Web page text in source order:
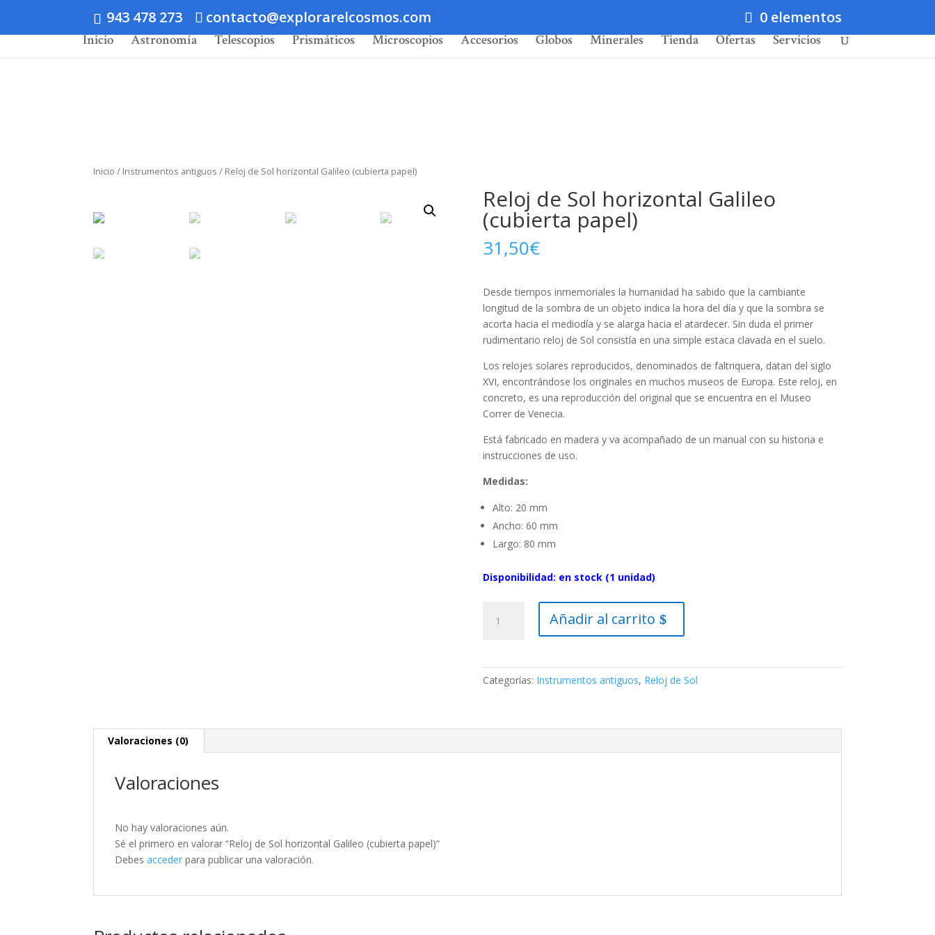
943 478 273 contacto@explorarelcosmos.com 0 elementos
Inicio Astronomía Telescopios Prismáticos Microscopios Accesorios Globos Minerales Tienda Ofertas Servicios
Inicio / Instrumentos antiguos / Reloj de Sol horizontal Galileo (cubierta papel)
Reloj de Sol horizontal Galileo
(cubierta papel)
31,50€
Desde tiempos inmemoriales la humanidad ha sabido que la cambiante
longitud de la sombra de un objeto indica la hora del día y que la sombra se
acorta hacia el mediodía y se alarga hacia el atardecer. Sin duda el primer
rudimentario reloj de Sol consistía en una simple estaca clavada en el suelo.
Los relojes solares reproducidos, denominados de faltriquera, datan del siglo
XVI, encontrándose los originales en muchos museos de Europa. Este reloj, en
concreto, es una reproducción del original que se encuentra en el Museo
Correr de Venecia.
Está fabricado en madera y va acompañado de un manual con su historia e
instrucciones de uso.
Medidas:
Alto: 20 mm
Ancho: 60 mm
Largo: 80 mm
Disponibilidad: en stock (1 unidad)
(cubierta
Añadir al carrito
Categorías: Instrumentos antiguos, Reloj de Sol
Valoraciones (0)
Valoraciones
No hay valoraciones aún.
Sé el primero en valorar “Reloj de Sol horizontal Galileo (cubierta papel)”
Debesacceder para publicar una valoración.